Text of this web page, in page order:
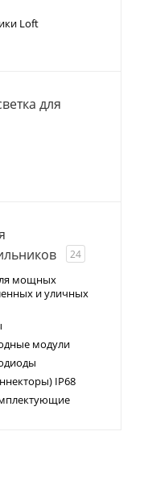
Loft
для
24
мощных
и уличных
модули
IP68